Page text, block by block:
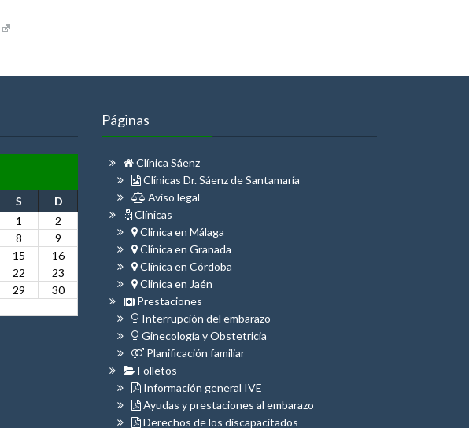
S
D
1
2
8
9
15
16
22
23
29
30
Páginas
Clínica Sáenz
Clínicas Dr. Sáenz de Santamaría
Aviso legal
Clínicas
Clinica en Málaga
Clínica en Granada
Clínica en Córdoba
Clinica en Jaén
Prestaciones
Interrupción del embarazo
Ginecología y Obstetricia
Planificación familiar
Folletos
Información general IVE
Ayudas y prestaciones al embarazo
Derechos de los discapacitados